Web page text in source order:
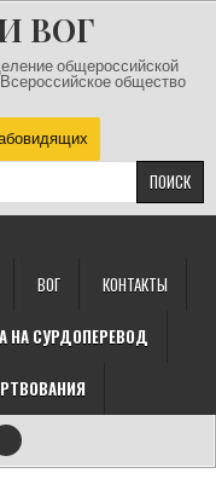
ВОГ
общероссийской
общество
ВОГ КОНТАКТЫ
НА СУРДОПЕРЕВОД